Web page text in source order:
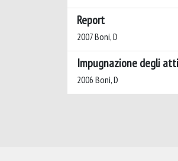
Report
2007 Boni, D
Impugnazione degli
2006 Boni, D